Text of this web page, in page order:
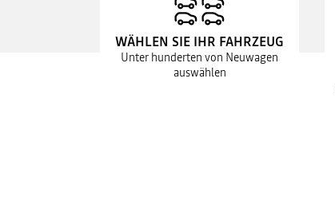
WÄHLEN SIE IHR FAHRZEUG
Unter hunderten von Neuwagen
auswählen